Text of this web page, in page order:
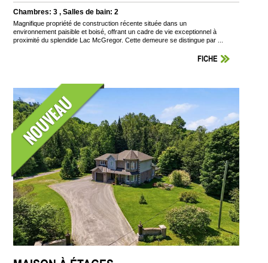
Chambres: 3 , Salles de bain: 2
Magnifique propriété de construction récente située dans un
environnement paisible et boisé, offrant un cadre de vie exceptionnel à
proximité du splendide Lac McGregor. Cette demeure se distingue par ...
FICHE